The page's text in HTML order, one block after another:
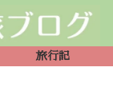
旅行記